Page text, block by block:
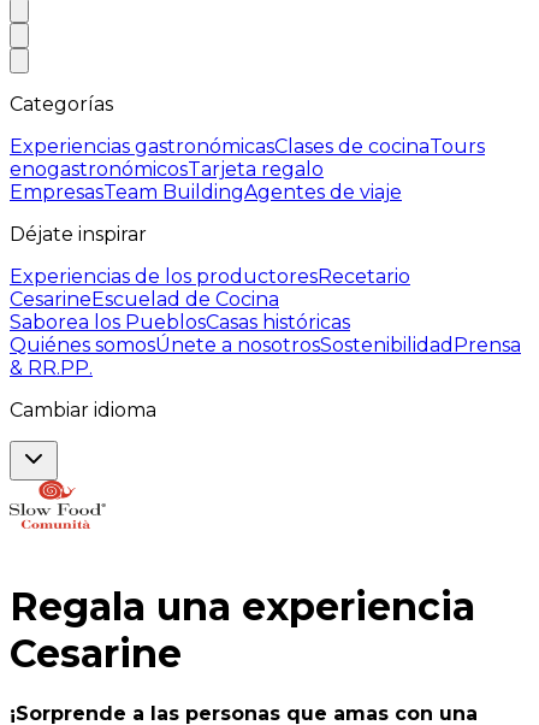
Categorías
Experiencias gastronómicasClases de cocinaTours
enogastronómicosTarjeta regalo
EmpresasTeam BuildingAgentes de viaje
Déjate inspirar
Experiencias de los productoresRecetario
CesarineEscuelad de Cocina
Saborea los PueblosCasas históricas
Quiénes somosÚnete a nosotrosSostenibilidad Prensa
& RR.PP.
Cambiar idioma
Regala una experiencia
Cesarine
¡Sorprende a las personas que amas con una